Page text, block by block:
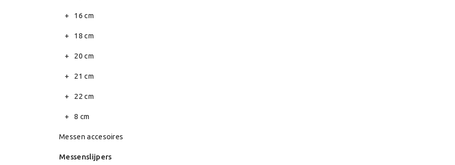
16 cm
18 cm
20 cm
21 cm
22 cm
8 cm
Messen accesoires
Messenslijpers